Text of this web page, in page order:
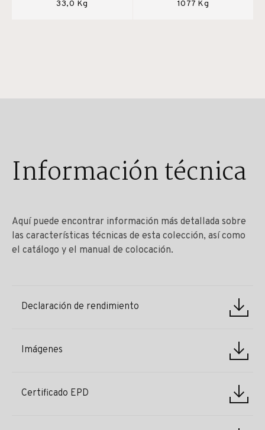
33,0 Kg 1077 Kg
Información técnica
Aquí puede encontrar información más detallada sobre
las características técnicas de esta colección, así como
el catálogo y el manual de colocación.
Declaración de rendimiento
Imágenes
Certificado EPD